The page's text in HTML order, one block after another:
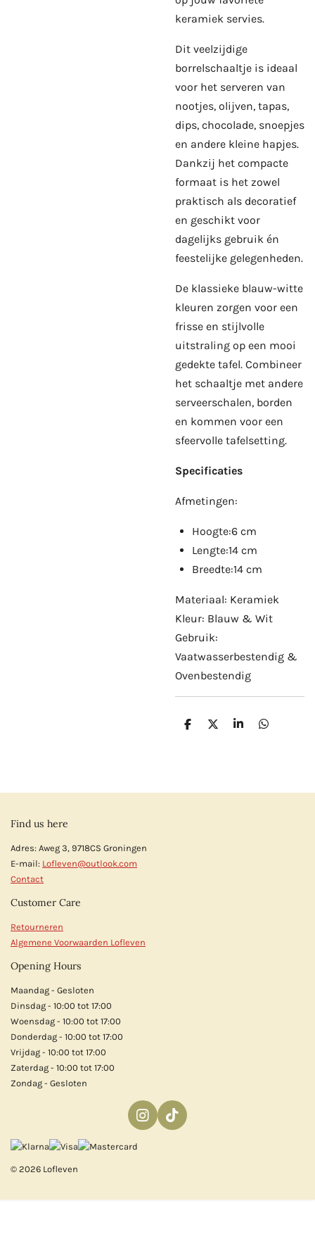
keramiek servies.
Dit veelzijdige
borrelschaaltje is ideaal
voor het serveren van
nootjes, olijven, tapas,
dips, chocolade, snoepjes
en andere kleine hapjes.
Dankzij het compacte
formaat is het zowel
praktisch als decoratief
en geschikt voor
dagelijks gebruik én
feestelijke gelegenheden.
De klassieke blauw-witte
kleuren zorgen voor een
frisse en stijlvolle
uitstraling op een mooi
gedekte tafel. Combineer
het schaaltje met andere
serveerschalen, borden
en kommen voor een
sfeervolle tafelsetting.
Specificaties
Afmetingen:
Hoogte:6 cm
Lengte:14 cm
Breedte:14 cm
Materiaal: Keramiek
Kleur: Blauw & Wit
Gebruik:
Vaatwasserbestendig &
Ovenbestendig
D
D
S
D
Find us here
Adres: Aweg 3, 9718CS Groningen
E-mail: Lofleven@outlook.com
Contact
Customer Care
Retourneren
Algemene Voorwaarden Lofleven
Opening Hours
Maandag - Gesloten
Dinsdag - 10:00 tot 17:00
Woensdag - 10:00 tot 17:00
Donderdag - 10:00 tot 17:00
Vrijdag - 10:00 tot 17:00
Zaterdag - 10:00 tot 17:00
Zondag - Gesloten
I
n
r
T
i
© 2026 Lofleven